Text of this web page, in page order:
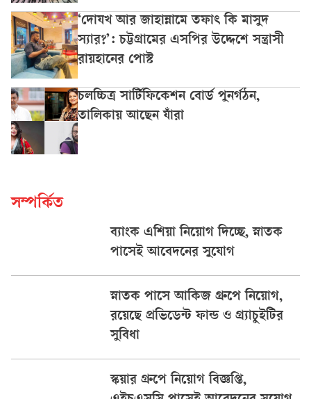
‘দোযখ আর জাহান্নামে তফাৎ কি মাসুদ
স্যার?’: চট্টগ্রামের এসপির উদ্দেশে সন্ত্রাসী
রায়হানের পোস্ট
চলচ্চিত্র সার্টিফিকেশন বোর্ড পুনর্গঠন,
তালিকায় আছেন যাঁরা
সম্পর্কিত
ব্যাংক এশিয়া নিয়োগ দিচ্ছে, স্নাতক
পাসেই আবেদনের সুযোগ
স্নাতক পাসে আকিজ গ্রুপে নিয়োগ,
রয়েছে প্রভিডেন্ট ফান্ড ও গ্র্যাচুইটির
সুবিধা
স্কয়ার গ্রুপে নিয়োগ বিজ্ঞপ্তি,